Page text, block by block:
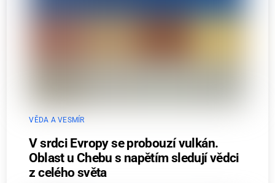
VĚDA A VESMÍR
V srdci Evropy se probouzí vulkán.
Oblast u Chebu s napětím sledují vědci
z celého světa